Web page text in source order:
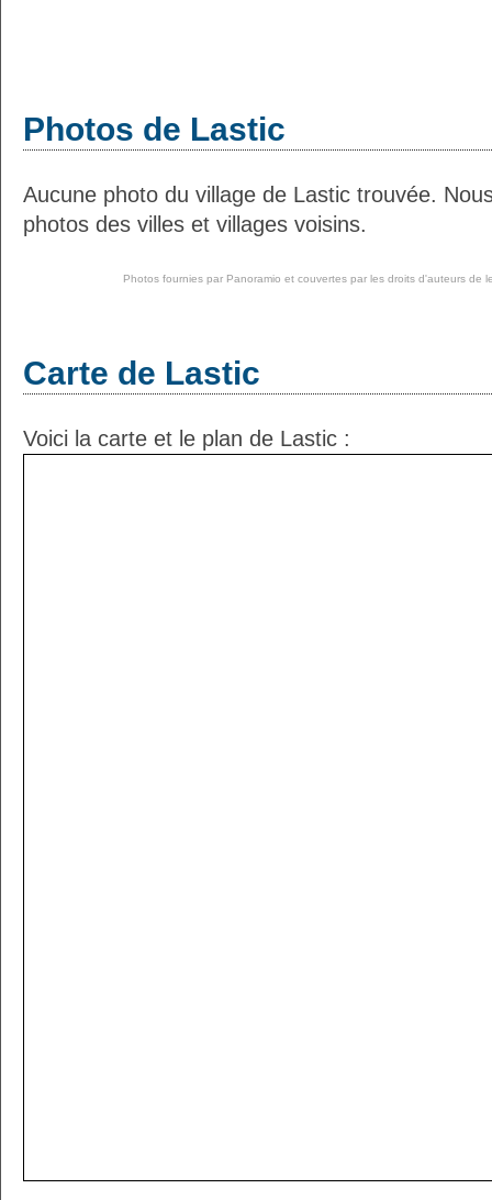
Photos de Lastic
Aucune photo du village de Lastic trouvée.
photos des villes et villages voisins.
Photos fournies par Panoramio et couvertes par les droits d'auteurs de
Carte de Lastic
Voici la carte et le plan de Lastic :